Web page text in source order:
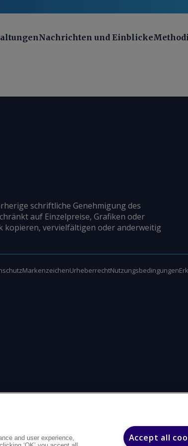
Nachrichten und Einblicke
schriftliche Genehmigung des
auf Einzelpreise, Grafiken oder
kopieren, vervielfältigen oder anderweitig
MarkenzeichenUrheberrechtNutzungsbedingungen
and user experience,
Accept all